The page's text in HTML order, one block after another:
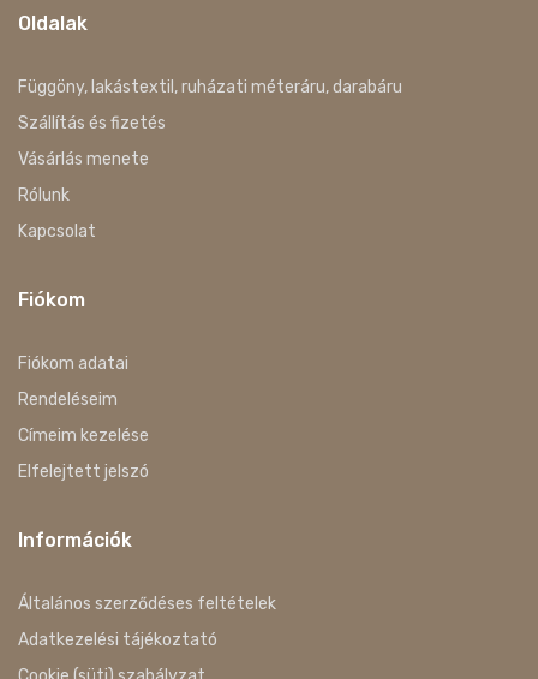
Oldalak
Függöny, lakástextil, ruházati méteráru, darabáru
Szállítás és fizetés
Vásárlás menete
Rólunk
Kapcsolat
Fiókom
Fiókom adatai
Rendeléseim
Címeim kezelése
Elfelejtett jelszó
Információk
Általános szerződéses feltételek
Adatkezelési tájékoztató